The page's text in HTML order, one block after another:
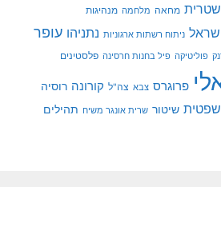
מחאה מלחמה מנהיגות
ניתוח רשתות ארגוניות נתניהו עופר
פוליטיקה פיל בחנות חרסינה פלסטינים
פרוגרס צבא צה"ל קורונה רוסיה
שיטור שרית אונגר משיח תהילים